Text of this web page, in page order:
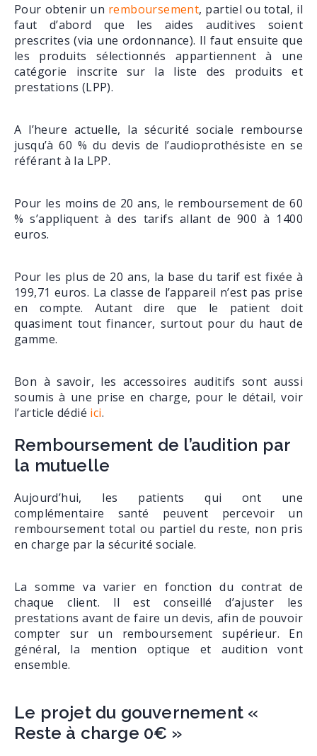
Pour obtenir un remboursement, partiel ou total, il
faut d’abord que les aides auditives soient
prescrites (via une ordonnance). Il faut ensuite que
les produits sélectionnés appartiennent à une
catégorie inscrite sur la liste des produits et
prestations (LPP).
A l’heure actuelle, la sécurité sociale rembourse
jusqu’à 60 % du devis de l’audioprothésiste en se
référant à la LPP.
Pour les moins de 20 ans, le remboursement de 60
% s’appliquent à des tarifs allant de 900 à 1400
euros.
Pour les plus de 20 ans, la base du tarif est fixée à
199,71 euros. La classe de l’appareil n’est pas prise
en compte. Autant dire que le patient doit
quasiment tout financer, surtout pour du haut de
gamme.
Bon à savoir, les accessoires auditifs sont aussi
soumis à une prise en charge, pour le détail, voir
l’article dédié ici.
Remboursement de l’audition par
la mutuelle
Aujourd’hui, les patients qui ont une
complémentaire santé peuvent percevoir un
remboursement total ou partiel du reste, non pris
en charge par la sécurité sociale.
La somme va varier en fonction du contrat de
chaque client. Il est conseillé d’ajuster les
prestations avant de faire un devis, afin de pouvoir
compter sur un remboursement supérieur. En
général, la mention optique et audition vont
ensemble.
Le projet du gouvernement «
Reste à charge 0€ »